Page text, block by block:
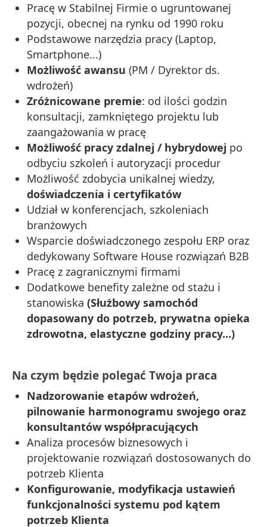
Pracę w Stabilnej Firmie o ugruntowanej
pozycji, obecnej na rynku od 1990 roku
Podstawowe narzędzia pracy (Laptop,
Smartphone...)
Możliwość awansu (PM / Dyrektor ds.
wdrożeń)
Zróżnicowane premie: od ilości godzin
konsultacji, zamkniętego projektu lub
zaangażowania w pracę
Możliwość pracy zdalnej / hybrydowej po
odbyciu szkoleń i autoryzacji procedur
Możliwość zdobycia unikalnej wiedzy,
doświadczenia i certyfikatów
Udział w konferencjach, szkoleniach
branżowych
Wsparcie doświadczonego zespołu ERP oraz
dedykowany Software House rozwiązań B2B
Pracę z zagranicznymi firmami
Dodatkowe benefity zależne od stażu i
stanowiska (Służbowy samochód
dopasowany do potrzeb, prywatna opieka
zdrowotna, elastyczne godziny pracy...)
Na czym będzie polegać Twoja praca
Nadzorowanie etapów wdrożeń,
pilnowanie harmonogramu swojego oraz
konsultantów współpracujących
Analiza procesów biznesowych i
projektowanie rozwiązań dostosowanych do
potrzeb Klienta
Konfigurowanie, modyfikacja ustawień
funkcjonalności systemu pod kątem
potrzeb Klienta